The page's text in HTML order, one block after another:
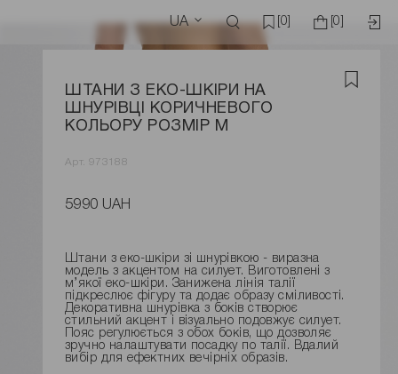
UA [0] [0]
ШТАНИ З ЕКО-ШКІРИ НА
ШНУРІВЦІ КОРИЧНЕВОГО
КОЛЬОРУ РОЗМІР M
Арт. 973188
5990 UAH
Штани з еко-шкіри зі шнурівкою - виразна
модель з акцентом на силует. Виготовлені з
м’якої еко-шкіри. Занижена лінія талії
підкреслює фігуру та додає образу сміливості.
Декоративна шнурівка з боків створює
стильний акцент і візуально подовжує силует.
Пояс регулюється з обох боків, що дозволяє
зручно налаштувати посадку по талії. Вдалий
вибір для ефектних вечірніх образів.